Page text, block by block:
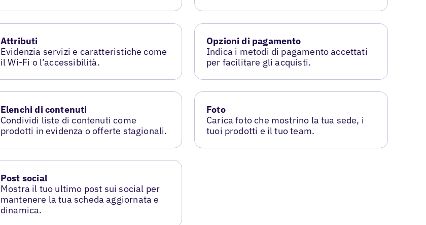
Attributi
Evidenzia servizi e caratteristiche come
il Wi-Fi o l’accessibilità.
Opzioni di pagamento
Indica i metodi di pagamento accettati
per facilitare gli acquisti.
Elenchi di contenuti
Condividi liste di contenuti come
prodotti in evidenza o offerte stagionali.
Foto
Carica foto che mostrino la tua sede, i
tuoi prodotti e il tuo team.
Post social
Mostra il tuo ultimo post sui social per
mantenere la tua scheda aggiornata e
dinamica.